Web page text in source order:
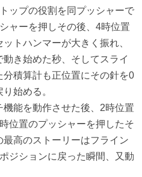
ップの役割を同プッシャーで
ャーを押しその後、4時位置
トハンマーが大きく振れ、
き始めた秒、そしてスライ
積算計も正位置にその針を0
始める。
能を動作させた後、2時位置
位置のプッシャーを押したそ
高のストーリーはフライン
ジションに戻った瞬間、又動